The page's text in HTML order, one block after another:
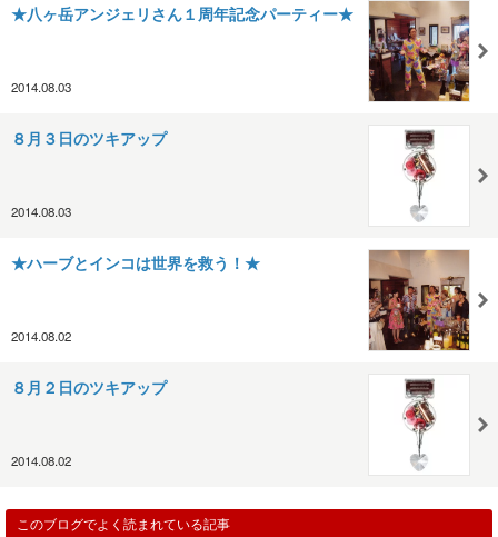
★八ヶ岳アンジェリさん１周年記念パーティー★
2014.08.03
８月３日のツキアップ
2014.08.03
★ハーブとインコは世界を救う！★
2014.08.02
８月２日のツキアップ
2014.08.02
このブログでよく読まれている記事